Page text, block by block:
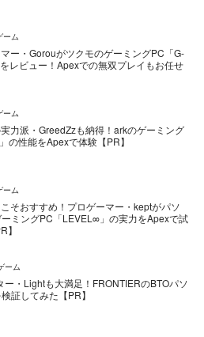
ーム
ー・GorouがツクモのゲーミングPC「G-
レビュー！Apexでの無双プレイもお任せ
ーム
力派・GreedZzも納得！arkのゲーミング
の性能をApexで体験【PR】
ーム
そおすすめ！プロゲーマー・keptがパソ
ーミングPC「LEVEL∞」の実力をApexで試
】
ーム
ー・Lightも大満足！FRONTIERのBTOパソ
証してみた【PR】